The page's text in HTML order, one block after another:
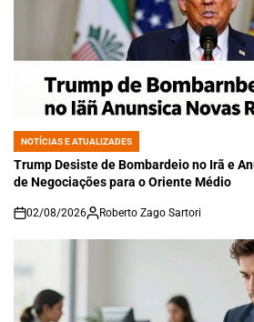
POSTED
IN
NOTÍCIAS E ATUALIZADES
Trump Desiste de Bombardeio no Irã e
de Negociações para o Oriente Médio
on
02/08/2026 Roberto Zago Sartori